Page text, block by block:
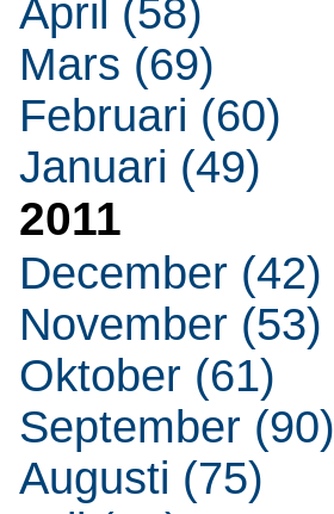
April (58)
Mars (69)
Februari (60)
Januari (49)
2011
December (42)
November (53)
Oktober (61)
September (90)
Augusti (75)